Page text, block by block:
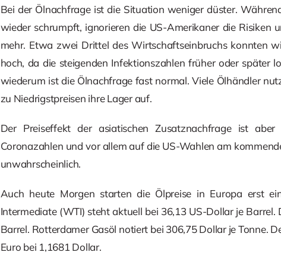
Bei der Ölnachfrage ist die Situation weniger düster.
wieder schrumpft, ignorieren die US-Amerikaner die
mehr. Etwa zwei Drittel des Wirtschaftseinbruchs konnten
hoch, da die steigenden Infektionszahlen früher oder später
wiederum ist die Ölnachfrage fast normal. Viele Ölhändler
zu Niedrigstpreisen ihre Lager auf.
Der Preiseffekt der asiatischen Zusatznachfrage ist
Coronazahlen und vor allem auf die US-Wahlen am
unwahrscheinlich.
Auch heute Morgen starten die Ölpreise in Europa erst
Intermediate (WTI) steht aktuell bei 36,13 US-Dollar je
Barrel. Rotterdamer Gasöl notiert bei 306,75 Dollar je Tonne.
Euro bei 1,1681 Dollar.